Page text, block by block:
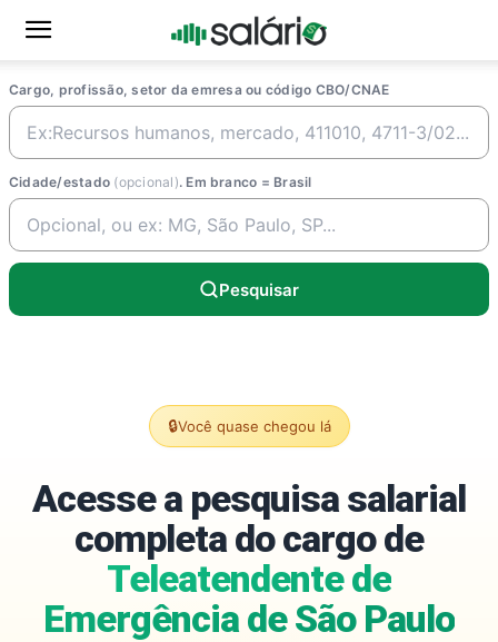
Cargo, profissão, setor da emresa ou código CBO/CNAE
Cidade/estado (opcional). Em branco = Brasil
Pesquisar
🔒Você quase chegou lá
Acesse a pesquisa salarial
completa do cargo de
Teleatendente de
Emergência de São Paulo